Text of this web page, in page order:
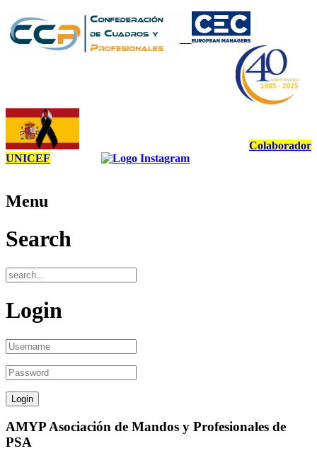
Colaborador
UNICEF
Menu
Search
Login
AMYP Asociación de Mandos y Profesionales de
PSA